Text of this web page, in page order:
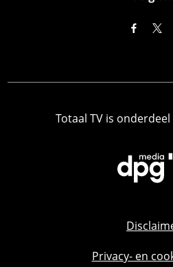
Totaal TV is
Privacy- en